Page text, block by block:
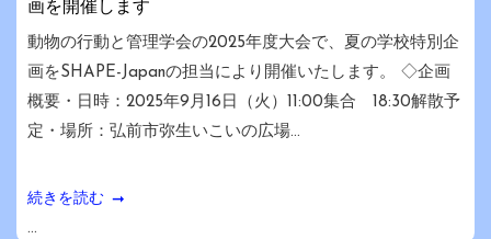
画を開催します
動物の行動と管理学会の2025年度大会で、夏の学校特別企
画をSHAPE-Japanの担当により開催いたします。 ◇企画
概要・日時：2025年9月16日（火）11:00集合 18:30解散予
定・場所：弘前市弥生いこいの広場...
続きを読む
...